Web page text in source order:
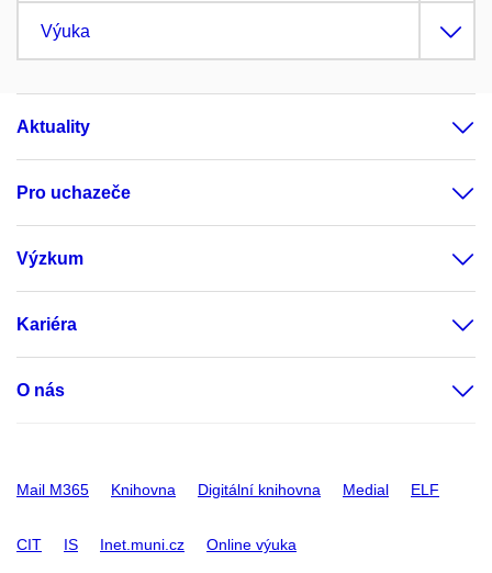
Výuka
Aktuality
Pro uchazeče
Výzkum
Kariéra
O nás
Mail M365 Knihovna Digitální knihovna Medial ELF
CIT IS Inet.muni.cz Online výuka